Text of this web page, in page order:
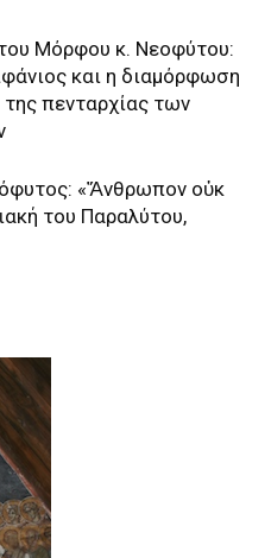
Μόρφου κ. Νεοφύτου:
και η διαμόρφωση
πενταρχίας των
«Ἄνθρωπον οὐκ
του Παραλύτου,